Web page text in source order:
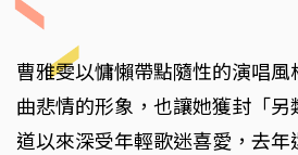
曹雅雯以慵懶帶點隨性的演唱
曲悲情的形象，也讓她獲封「
道以來深受年輕歌迷喜愛，去